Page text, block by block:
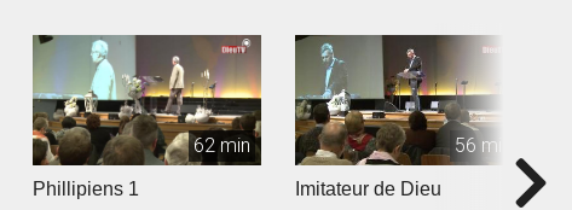
62 min
Phillipiens 1
56 min
Imitateur de Dieu